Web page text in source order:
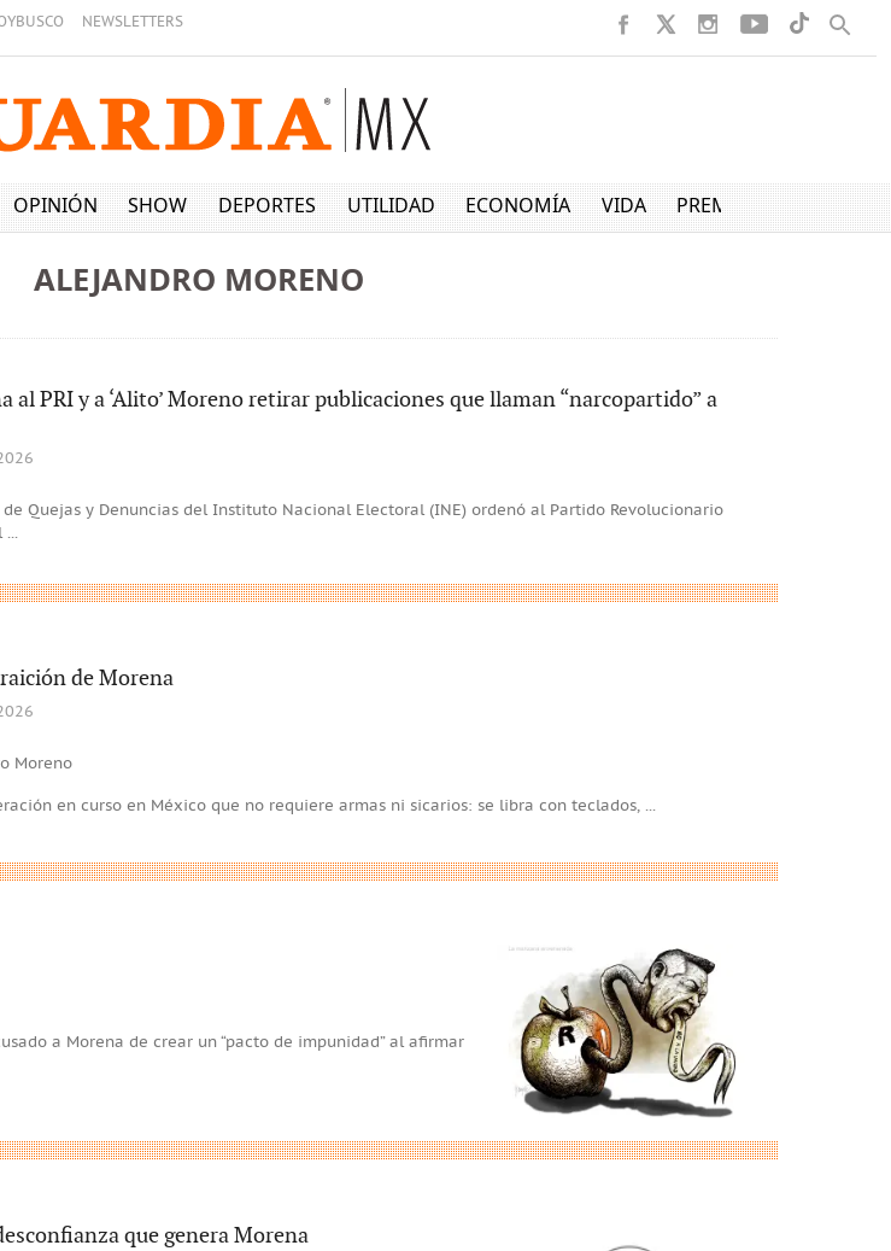
NEWSLETTERS
OPINIÓN SHOW DEPORTES UTILIDAD ECONOMÍA VIDA PREMIUM
ALEJANDRO MORENO
al PRI y a ‘Alito’ Moreno retirar publicaciones que llaman “narcopartido” a
de Quejas y Denuncias del Instituto Nacional Electoral (INE) ordenó al Partido Revolucionario
...
de Morena
Moreno
en curso en México que no requiere armas ni sicarios: se libra con teclados, ...
a Morena de crear un “pacto de impunidad” al afirmar
que genera Morena